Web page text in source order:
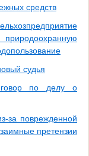
средств
судья
по делу о
за поврежденной
претензии